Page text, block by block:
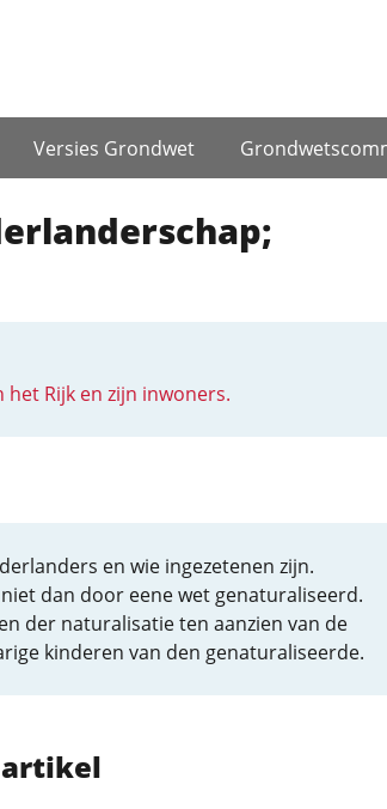
Versies Grondwet
het Rijk en zijn inwoners.
en wie ingezetenen zijn.
dan door eene wet genaturaliseerd.
der naturalisatie ten aanzien van de
kinderen van den genaturaliseerde.